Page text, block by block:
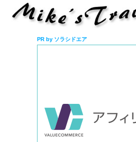
PR by ソラシドエア